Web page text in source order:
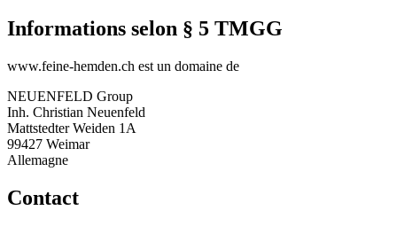
Informations selon § 5 TMGG
www.feine-hemden.ch est un domaine de
NEUENFELD Group
Inh. Christian Neuenfeld
Mattstedter Weiden 1A
99427 Weimar
Allemagne
Contact